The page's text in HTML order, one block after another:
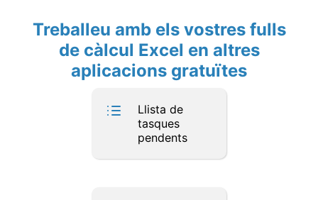
Treballeu amb els vostres fulls
de càlcul Excel en altres
aplicacions gratuïtes
Llista de
tasques
pendents